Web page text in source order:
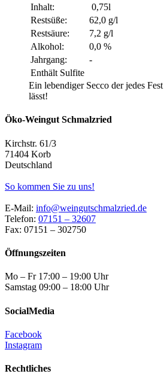
Inhalt:
0,75l
Restsüße:
62,0 g/l
Restsäure:
7,2 g/l
Alkohol:
0,0 %
Jahrgang:
-
Enthält Sulfite
Ein lebendiger Secco der jedes
lässt!
Öko-Weingut Schmalzried
Kirchstr. 61/3
71404 Korb
Deutschland
So kommen Sie zu uns!
E-Mail: info@weingutschmalzried.de
Telefon: 07151 – 32607
Fax: 07151 – 302750
Öffnungszeiten
Mo – Fr 17:00 – 19:00 Uhr
Samstag 09:00 – 18:00 Uhr
SocialMedia
Facebook
Instagram
Rechtliches